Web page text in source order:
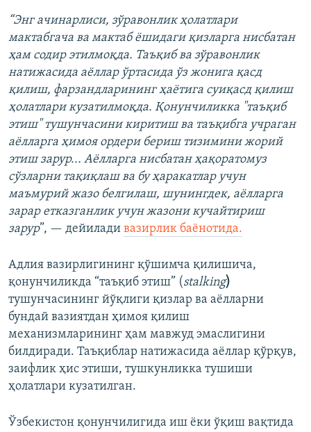
“Энг ачинарлиси, зўравонлик ҳолатлари
мактабгача ва мактаб ёшидаги қизларга нисбатан
ҳам содир этилмоқда. Таъқиб ва зўравонлик
натижасида аёллар ўртасида ўз жонига қасд
қилиш, фарзандларининг ҳаётига суиқасд қилиш
ҳолатлари кузатилмоқда. Қонунчиликка "таъқиб
этиш" тушунчасини киритиш ва таъқибга учраган
аёлларга ҳимоя ордери бериш тизимини жорий
этиш зарур... Аёлларга нисбатан ҳақоратомуз
сўзларни тақиқлаш ва бу ҳаракатлар учун
маъмурий жазо белгилаш, шунингдек, аёлларга
зарар етказганлик учун жазони кучайтириш
зарур”, — дейилади вазирлик баёнотида.
Адлия вазирлигининг қўшимча қилишича,
қонунчиликда “таъқиб этиш” (stalking)
тушунчасининг йўқлиги қизлар ва аёлларни
бундай вазиятдан ҳимоя қилиш
механизмларининг ҳам мавжуд эмаслигини
билдиради. Таъқиблар натижасида аёллар қўрқув,
заифлик ҳис этиши, тушкунликка тушиши
ҳолатлари кузатилган.
Ўзбекистон қонунчилигида иш ёки ўқиш вақтида